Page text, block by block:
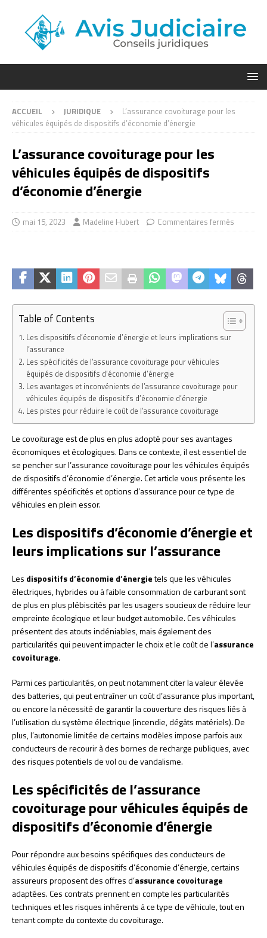
ACCUEIL JURIDIQUE
L’assurance covoiturage pour les
véhicules équipés de dispositifs d’économie d’énergie
L’assurance covoiturage pour les
véhicules équipés de dispositifs
d’économie d’énergie
mai 15, 2023 Madeline Hubert Commentaires fermés
Table of Contents
Les dispositifs d’économie d’énergie et leurs implications sur
l’assurance
Les spécificités de l’assurance covoiturage pour véhicules
équipés de dispositifs d’économie d’énergie
Les avantages et inconvénients de l’assurance covoiturage pour
véhicules équipés de dispositifs d’économie d’énergie
Les pistes pour réduire le coût de l’assurance covoiturage
Le covoiturage est de plus en plus adopté pour ses avantages
économiques et écologiques. Dans ce contexte, il est essentiel de
se pencher sur l’assurance covoiturage pour les véhicules équipés
de dispositifs d’économie d’énergie. Cet article vous présente les
différentes spécificités et options d’assurance pour ce type de
véhicules en plein essor.
Les dispositifs d’économie d’énergie et
leurs implications sur l’assurance
Les dispositifs d’économie d’énergietels que les véhicules
électriques, hybrides ou à faible consommation de carburant sont
de plus en plus plébiscités par les usagers soucieux de réduire leur
empreinte écologique et leur budget automobile. Ces véhicules
présentent des atouts indéniables, mais également des
particularités qui peuvent impacter le choix et le coût de l’assurance
covoiturage.
Parmi ces particularités, on peut notamment citer la valeur élevée
des batteries, qui peut entraîner un coût d’assurance plus important,
ou encore la nécessité de garantir la couverture des risques liés à
l’utilisation du système électrique (incendie, dégâts matériels). De
plus, l’autonomie limitée de certains modèles impose parfois aux
conducteurs de recourir à des bornes de recharge publiques, avec
des risques potentiels de vol ou de vandalisme.
Les spécificités de l’assurance
covoiturage pour véhicules équipés de
dispositifs d’économie d’énergie
Pour répondre aux besoins spécifiques des conducteurs de
véhicules équipés de dispositifs d’économie d’énergie, certains
assureurs proposent des offres d’assurance covoiturage
adaptées. Ces contrats prennent en compte les particularités
techniques et les risques inhérents à ce type de véhicule, tout en
tenant compte du contexte du covoiturage.